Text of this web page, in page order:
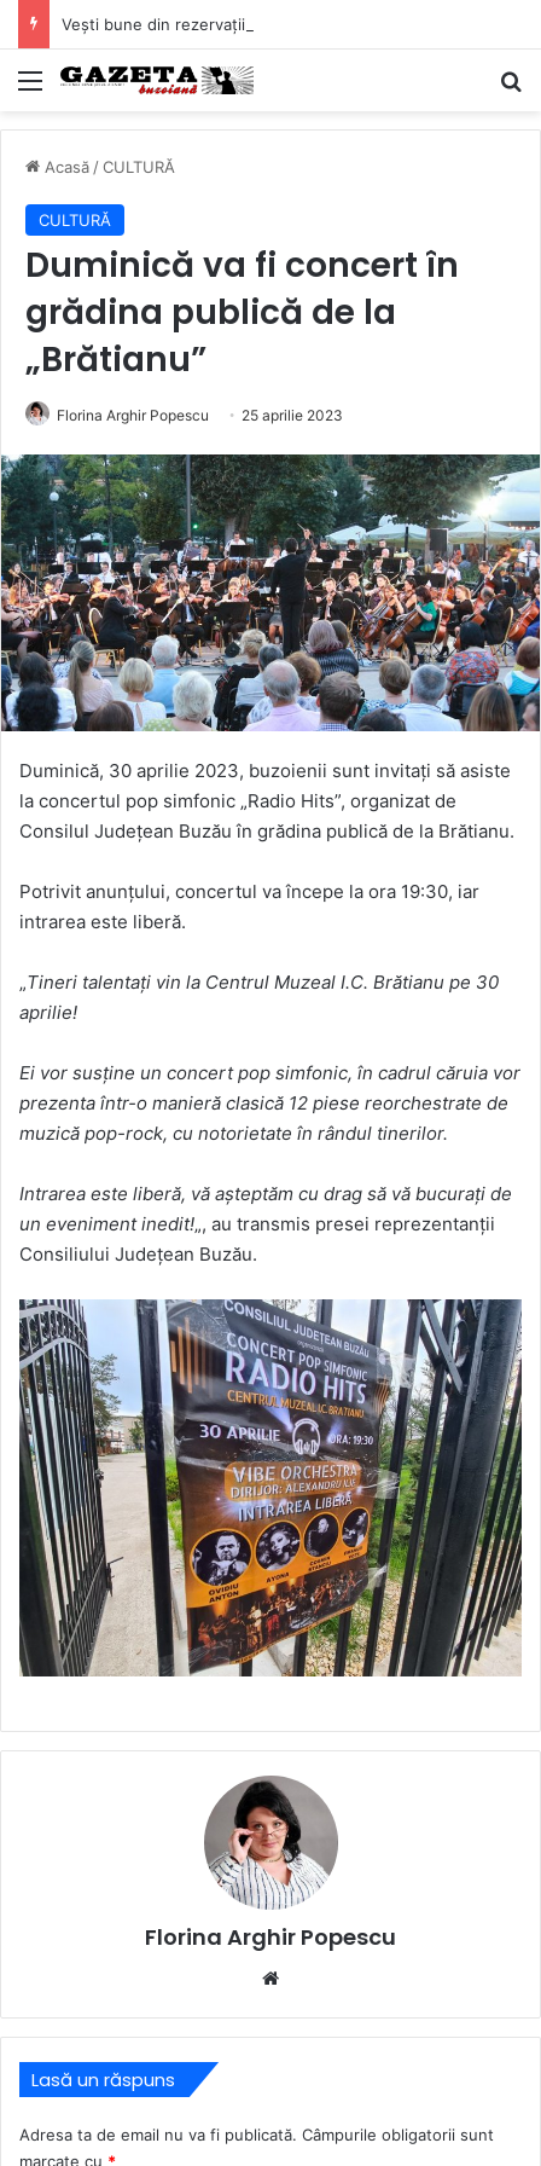
Mediu
Acasă /CULTURĂ
CULTURĂ
Duminică va fi concert în
grădina publică de la
„Brătianu”
Florina Arghir Popescu 25 aprilie 2023
Duminică, 30 aprilie 2023, buzoienii sunt invitați să asiste
la concertul pop simfonic „Radio Hits”, organizat de
Consilul Județean Buzău în grădina publică de la Brătianu.
Potrivit anunțului, concertul va începe la ora 19:30, iar
intrarea este liberă.
„Tineri talentați vin la Centrul Muzeal I.C. Brătianu pe 30
aprilie!
Ei vor susține un concert pop simfonic, în cadrul căruia vor
prezenta într-o manieră clasică 12 piese reorchestrate de
muzică pop-rock, cu notorietate în rândul tinerilor.
Intrarea este liberă, vă așteptăm cu drag să vă bucurați de
un eveniment inedit!„, au transmis presei reprezentanții
Consiliului Județean Buzău.
Florina Arghir Popescu
Lasă un răspuns
Adresa ta de email nu va fi publicată. Câmpurile obligatorii sunt
marcate cu *